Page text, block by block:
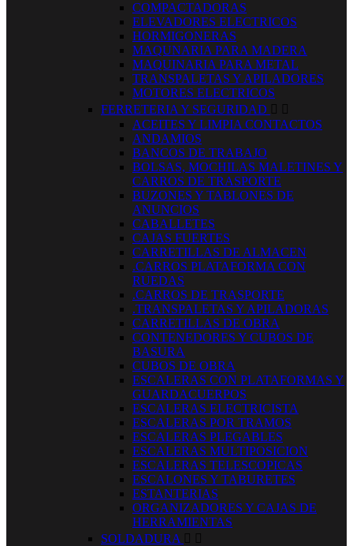
COMPACTADORAS
ELEVADORES ELECTRICOS
HORMIGONERAS
MAQUNARIA PARA MADERA
MAQUINARIA PARA METAL
TRANSPALETAS Y APILADORES
MOTORES ELECTRICOS
FERRETERIA Y SEGURIDAD  
ACEITES Y LIMPIA CONTACTOS
ANDAMIOS
BANCOS DE TRABAJO
BOLSAS, MOCHILAS MALETINES Y
CARROS DE TRASPORTE
BUZONES Y TABLONES DE
ANUNCIOS
CABALLETES
CAJAS FUERTES
CARRETILLAS DE ALMACEN
.CARROS PLATAFORMA CON
RUEDAS
.CARROS DE TRASPORTE
.TRANSPALETAS Y APILADORAS
CARRETILLAS DE OBRA
CONTENEDORES Y CUBOS DE
BASURA
CUBOS DE OBRA
ESCALERAS CON PLATAFORMAS Y
GUARDACUERPOS
ESCALERAS ELECTRICISTA
ESCALERAS POR TRAMOS
ESCALERAS PLEGABLES
ESCALERAS MULTIPOSICION
ESCALERAS TELESCOPICAS
ESCALONES Y TABURETES
ESTANTERIAS
ORGANIZADORES Y CAJAS DE
HERRAMIENTAS
SOLDADURA  